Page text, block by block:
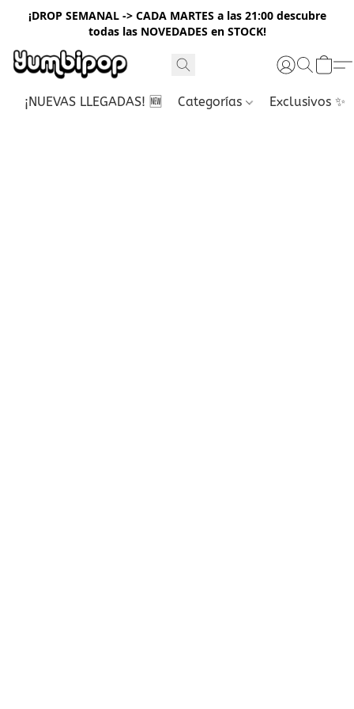
¡DROP SEMANAL -> CADA MARTES a las 21:00 descubre
todas las NOVEDADES en STOCK!
¡NUEVAS LLEGADAS! 🆕 Categorías Exclusivos ✨